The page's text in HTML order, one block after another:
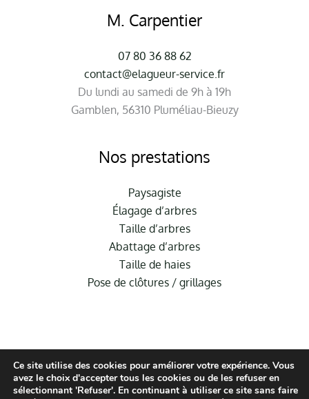
M. Carpentier
07 80 36 88 62
contact@elagueur-service.fr
Du lundi au samedi de 9h à 19h
Gamblen, 56310 Pluméliau-Bieuzy
Nos prestations
Paysagiste
Élagage d’arbres
Taille d’arbres
Abattage d’arbres
Taille de haies
Pose de clôtures / grillages
Ce site utilise des cookies pour améliorer votre expérience. Vous
avez le choix d'accepter tous les cookies ou de les refuser en
sélectionnant 'Refuser'. En continuant à utiliser ce site sans faire